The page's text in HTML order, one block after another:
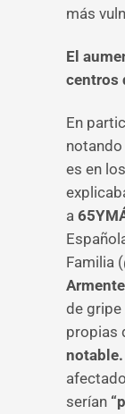
más
El
centros
En
es en
a
Familia
de
propias
notable.
serían